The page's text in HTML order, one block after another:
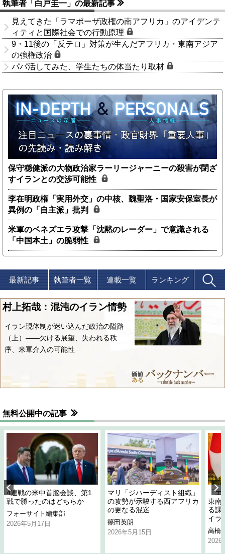
執筆者「白戸圭一」の最新記事
見えてきた「ラマポーザ政権の南アフリカ」のアイデンテ
ィティと国際社会での行動原理
9・11後の「反テロ」対策が生んだアフリカ・東南アジア
の強権政治
パパ活してみた、学生たちの体当たり取材
保守穏健派の大物政治家ラーリージャーニーの殺害が閉ざ
すイランとの交渉可能性
李在明政権「実用外交」の中核、魏聖洛・国家安保室長が
異例の「自主派」批判
米軍のベネズエラ攻撃「沈黙のレーダー」で意識される
「中国本土」の脆弱性
最新記事 執筆者一覧 連載一覧 ランキング
村上拓哉：混沌のイラン情勢
イラン現体制が迷い込んだ政治の隘路
（上）――欠ける展望、失われる秩
序、米軍介入の可能性
無料公開中の記事
4連戦の米中首脳会談、第1
戦で勝ったのはどちらか
フォーサイト編集部
2026年5月17日
マリ「ジハーディスト組織」
の攻勢が示唆する西アフリカ
の更なる混迷
篠田英朗
2026年5月15日
「
東南
る課
イラ
高橋
2026